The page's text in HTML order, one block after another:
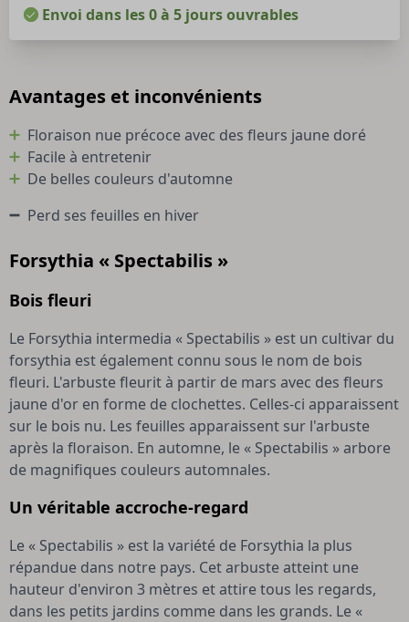
Envoi dans les 0 à 5 jours ouvrables
Forsythia « Spectabilis »
Bois fleuri
Le Forsythia intermedia « Spectabilis » est un cultivar du
forsythia est également connu sous le nom de bois
fleuri. L'arbuste fleurit à partir de mars avec des fleurs
jaune d'or en forme de clochettes. Celles-ci apparaissent
sur le bois nu. Les feuilles apparaissent sur l'arbuste
après la floraison. En automne, le « Spectabilis » arbore
de magnifiques couleurs automnales.
Un véritable accroche-regard
Le « Spectabilis » est la variété de Forsythia la plus
répandue dans notre pays. Cet arbuste atteint une
hauteur d'environ 3 mètres et attire tous les regards,
dans les petits jardins comme dans les grands. Le «
Avantages et inconvénients
Floraison nue précoce avec des fleurs jaune doré
Facile à entretenir
De belles couleurs d'automne
Perd ses feuilles en hiver